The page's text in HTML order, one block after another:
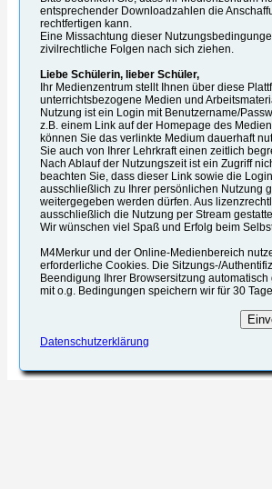
entsprechender Downloadzahlen die
rechtfertigen kann.
Eine Missachtung dieser
zivilrechtliche Folgen nach sich ziehen.
Liebe Schülerin, lieber Schüler,
Ihr Medienzentrum stellt Ihnen über diese
unterrichtsbezogene Medien und
Nutzung ist ein Login mit Benutzername/
z.B. einem Link auf der Homepage des
können Sie das verlinkte Medium dauerhaft
Sie auch von Ihrer Lehrkraft einen zeitlich
Nach Ablauf der Nutzungszeit ist ein Zugriff
beachten Sie, dass dieser Link sowie die
ausschließlich zu Ihrer persönlichen Nutzung
weitergegeben werden dürfen. Aus
ausschließlich die Nutzung per Stream
Wir wünschen viel Spaß und Erfolg beim
M4Merkur und der Online-Medienbereich
erforderliche Cookies. Die Sitzungs-/
Beendigung Ihrer Browsersitzung
mit o.g. Bedingungen speichern wir für 30
Datenschutzerklärung